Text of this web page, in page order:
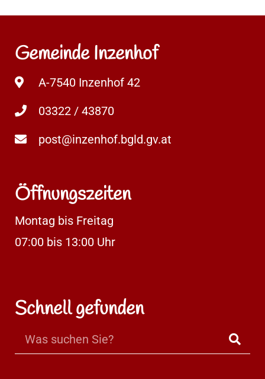
Gemeinde Inzenhof
A-7540 Inzenhof 42
03322 / 43870
post@inzenhof.bgld.gv.at
Öffnungszeiten
Montag bis Freitag
07:00 bis 13:00 Uhr
Schnell gefunden